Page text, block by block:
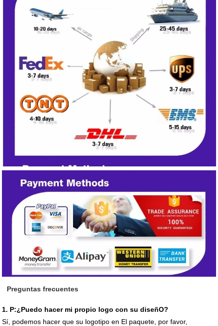
Preguntas frecuentes
1. P:¿Puedo hacer mi propio logo con su diseñO?
Sí, podemos hacer que su logotipo en El paquete, por favor,